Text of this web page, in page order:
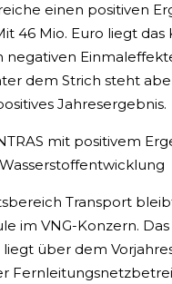
einen positiven
46 Mio. Euro liegt
negativen
dem Strich steht
Jahresergebnis.
mit positivem
Transport
im VNG-Konzern.
liegt über dem